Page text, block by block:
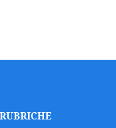
RUBRICHE